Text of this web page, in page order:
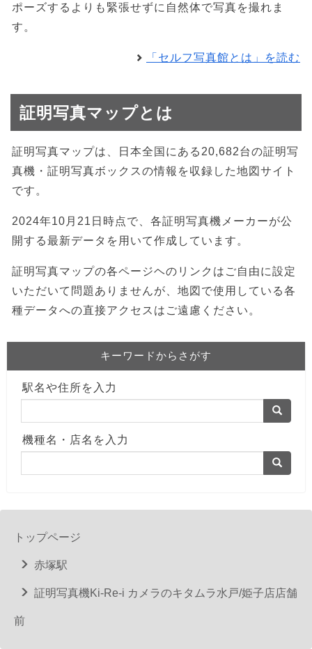
ポーズするよりも緊張せずに自然体で写真を撮れま
す。
「セルフ写真館とは」を読む
証明写真マップとは
証明写真マップは、日本全国にある20,682台の証明写
真機・証明写真ボックスの情報を収録した地図サイト
です。
2024年10月21日時点で、各証明写真機メーカーが公
開する最新データを用いて作成しています。
証明写真マップの各ページヘのリンクはご自由に設定
いただいて問題ありませんが、地図で使用している各
種データへの直接アクセスはご遠慮ください。
キーワードからさがす
駅名や住所を入力
機種名・店名を入力
トップページ
赤塚駅
証明写真機Ki-Re-i カメラのキタムラ水戸/姫子店店舗
前